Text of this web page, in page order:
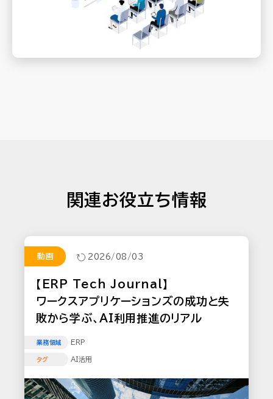
関連お役立ち情報
動画 2026/08/03
【ERP Tech Journal】
ワークスアプリケーションズの成功と失
敗から学ぶ、AI利用推進のリアル
業務領域 ERP
タグ AI活用